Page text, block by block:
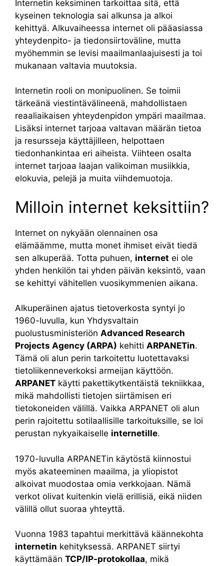
Internetin keksiminen tarkoittaa sitä, että
kyseinen teknologia sai alkunsa ja alkoi
kehittyä. Alkuvaiheessa internet oli pääasiassa
yhteydenpito- ja tiedonsiirtoväline, mutta
myöhemmin se levisi maailmanlaajuisesti ja toi
mukanaan valtavia muutoksia.
Internetin rooli on monipuolinen. Se toimii
tärkeänä viestintävälineenä, mahdollistaen
reaaliaikaisen yhteydenpidon ympäri maailmaa.
Lisäksi internet tarjoaa valtavan määrän tietoa
ja resursseja käyttäjilleen, helpottaen
tiedonhankintaa eri aiheista. Viihteen osalta
internet tarjoaa laajan valikoiman musiikkia,
elokuvia, pelejä ja muita viihdemuotoja.
Milloin internet keksittiin?
Internet on nykyään olennainen osa
elämäämme, mutta monet ihmiset eivät tiedä
sen alkuperää. Totta puhuen, internet ei ole
yhden henkilön tai yhden päivän keksintö, vaan
se kehittyi vähitellen vuosikymmenien aikana.
Alkuperäinen ajatus tietoverkosta syntyi jo
1960-luvulla, kun Yhdysvaltain
puolustusministeriön Advanced Research
Projects Agency (ARPA) kehitti ARPANETin.
Tämä oli alun perin tarkoitettu luotettavaksi
tietoliikenneverkoksi armeijan käyttöön.
ARPANET käytti pakettikytkentäistä tekniikkaa,
mikä mahdollisti tietojen siirtämisen eri
tietokoneiden välillä. Vaikka ARPANET oli alun
perin rajoitettu sotilaallisille tarkoituksille, se loi
perustan nykyaikaiselle internetille.
1970-luvulla ARPANETin käytöstä kiinnostui
myös akateeminen maailma, ja yliopistot
alkoivat muodostaa omia verkkojaan. Nämä
verkot olivat kuitenkin vielä erillisiä, eikä niiden
välillä ollut suoraa yhteyttä.
Vuonna 1983 tapahtui merkittävä käännekohta
internetin kehityksessä. ARPANET siirtyi
käyttämään TCP/IP-protokollaa, mikä